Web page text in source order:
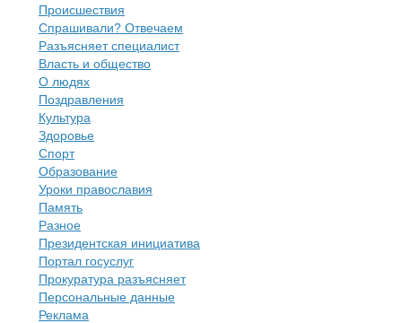
Происшествия
Спрашивали? Отвечаем
Разъясняет специалист
Власть и общество
О людях
Поздравления
Культура
Здоровье
Спорт
Образование
Уроки православия
Память
Разное
Президентская инициатива
Портал госуслуг
Прокуратура разъясняет
Персональные данные
Реклама